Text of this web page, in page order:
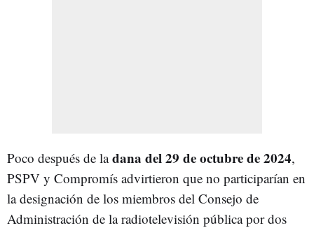
Poco después de ladana del 29 de octubre de 2024,
PSPV y Compromís advirtieron que no participarían en
la designación de los miembros del Consejo de
Administración de la radiotelevisión pública por dos